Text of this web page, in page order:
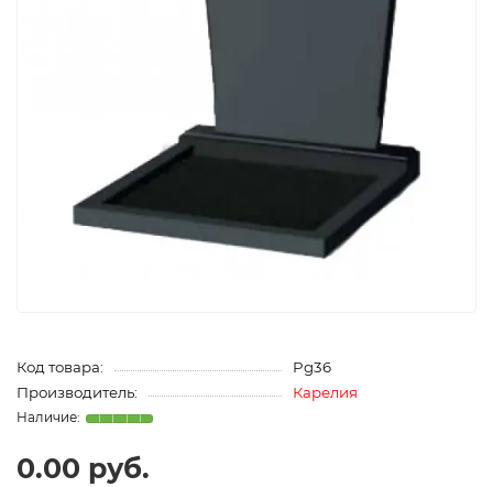
Код товара:
Pg36
Производитель:
Карелия
0.00 руб.